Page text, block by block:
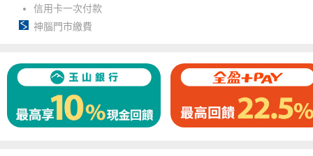
信用卡一次付款
神腦門市繳費